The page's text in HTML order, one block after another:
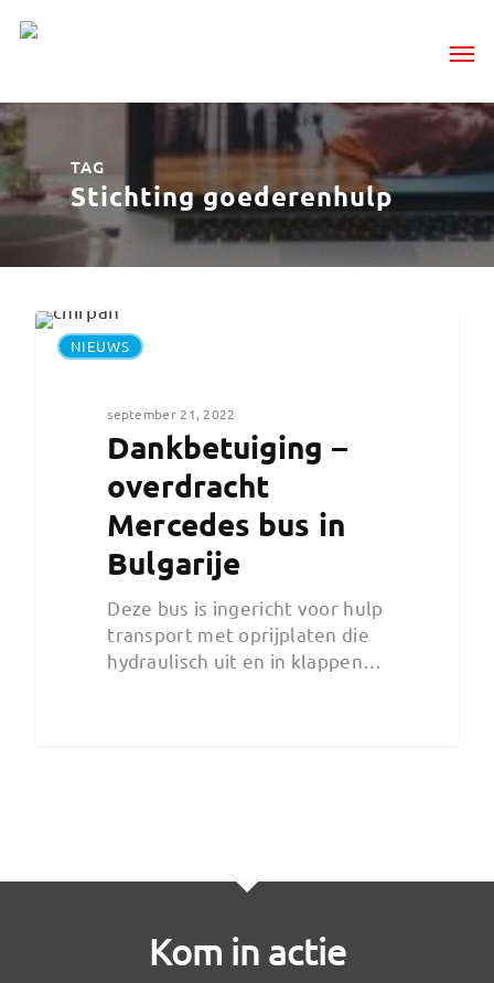
TAG
Stichting goederenhulp
NIEUWS
september 21, 2022
Dankbetuiging –
overdracht
Mercedes bus in
Bulgarije
Deze bus is ingericht voor hulp
transport met oprijplaten die
hydraulisch uit en in klappen…
Kom in actie